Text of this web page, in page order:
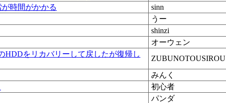
時間がかかる sinn
うー
shinzi
オーウェン
HDDをリカバリーして戻したが復帰し
ZUBUNOTOUSIROU
みんく
初心者
パンダ